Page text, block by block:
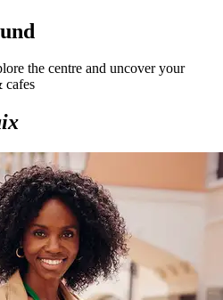
the centre and uncover your
cafes